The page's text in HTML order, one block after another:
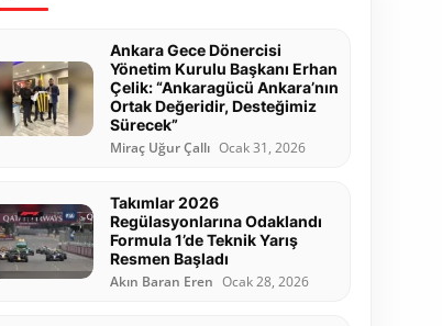
Ankara Gece Dönercisi
Yönetim Kurulu Başkanı Erhan
Çelik: “Ankaragücü Ankara’nın
Ortak Değeridir, Desteğimiz
Sürecek”
Miraç Uğur Çallı Ocak 31, 2026
Takımlar 2026
Regülasyonlarına Odaklandı
Formula 1’de Teknik Yarış
Resmen Başladı
Akın Baran Eren Ocak 28, 2026